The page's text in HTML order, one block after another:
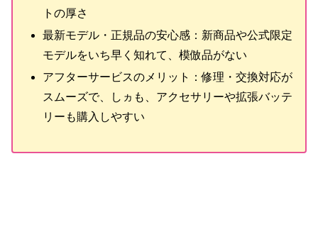
トの厚さ
最新モデル・正規品の安心感：新商品や公式限定
モデルをいち早く知れて、模倣品がない
アフターサービスのメリット：修理・交換対応が
スムーズで、しヵも、アクセサリーや拡張バッテ
リーも購入しやすい